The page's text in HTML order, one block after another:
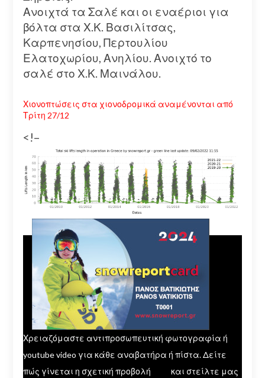
Ανοιχτά τα Σαλέ και οι εναέριοι για
βόλτα στα Χ.Κ. Βασιλίτσας,
Καρπενησίου, Περτουλίου
Ελατοχωρίου, Ανηλίου. Ανοιχτό το
σαλέ στο Χ.Κ. Μαινάλου.
Χιονοπτώσεις στα χιονοδρομικά αναμένονται από
Τρίτη 27/12
<!–
Χρειαζόμαστε αντιπροσωπευτική φωτογραφία ή
youtube video για κάθε αναβατήρα ή πίστα. Δείτε
πώς γίνεται η σχετική προβολή
και στείλτε μας